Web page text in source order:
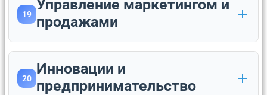
19
Управление маркетингом и
продажами
20
Инновации и
предпринимательство